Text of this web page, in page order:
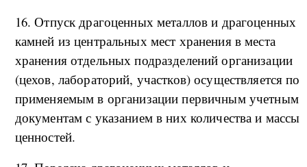
16. Отпуск драгоценных металлов и драгоценных
камней из центральных мест хранения в места
хранения отдельных подразделений организации
(цехов, лабораторий, участков) осуществляется по
применяемым в организации первичным учетным
документам с указанием в них количества и массы
ценностей.